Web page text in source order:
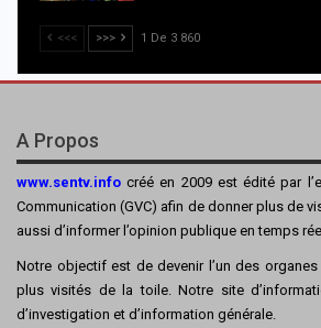
<<< >>> 1 De 3 860
A Propos
www.sentv.info créé en 2009 est édité par
Communication (GVC) afin de donner plus de
aussi d’informer l’opinion publique en temps
Notre objectif est de devenir l’un des
plus visités de la toile. Notre site
d’investigation et d’information générale.